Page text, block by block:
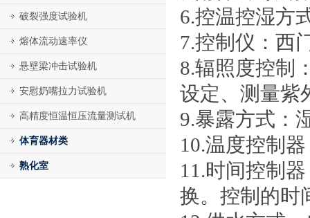
破裂强度试验机
熔体流动速率仪
悬壁梁冲击试验机
安慰奶嘴拉力试验机
高精度恒温恒压流量测试机
体育器材类
熟化室
6.控温控湿方
7.控制仪：西
8.辐照度控制
设定、测量紫
9.暴露方式：
10.温度控制
11.时间控制
换。控制的时